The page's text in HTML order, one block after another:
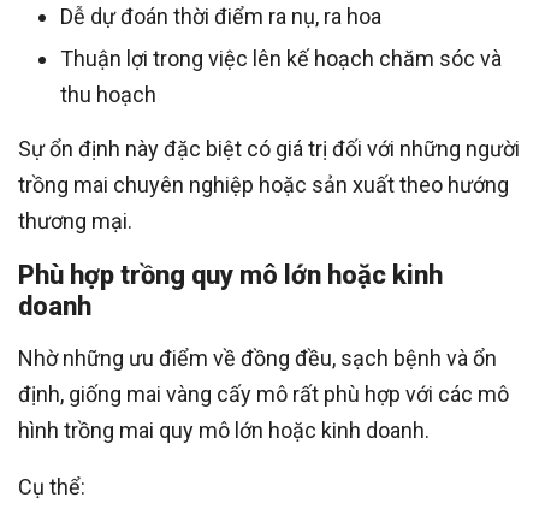
Dễ dự đoán thời điểm ra nụ, ra hoa
Thuận lợi trong việc lên kế hoạch chăm sóc và
thu hoạch
Sự ổn định này đặc biệt có giá trị đối với những người
trồng mai chuyên nghiệp hoặc sản xuất theo hướng
thương mại.
Phù hợp trồng quy mô lớn hoặc kinh
doanh
Nhờ những ưu điểm về đồng đều, sạch bệnh và ổn
định, giống mai vàng cấy mô rất phù hợp với các mô
hình trồng mai quy mô lớn hoặc kinh doanh.
Cụ thể: